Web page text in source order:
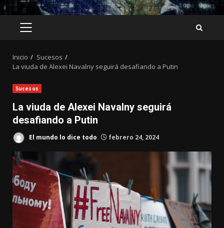
MENÚ
Inicio
Sucesos
La viuda de Alexei Navalny seguirá desafiando a Putin
Sucesos
La viuda de Alexei Navalny seguirá
desafiando a Putin
El mundo lo dice todo febrero 24, 2024